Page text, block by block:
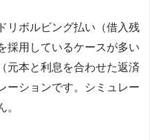
リボルビング払い（借入残
採用しているケースが多い
元本と利息を合わせた返済
ーションです。シミュレー
。